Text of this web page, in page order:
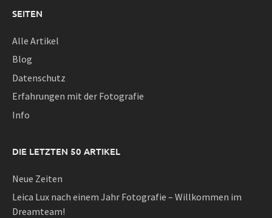
SEITEN
Alle Artikel
Blog
Datenschutz
Erfahrungen mit der Fotografie
Info
DIE LETZTEN 50 ARTIKEL
Neue Zeiten
Leica Lux nach einem Jahr Fotografie – Willkommen im
Dreamteam!